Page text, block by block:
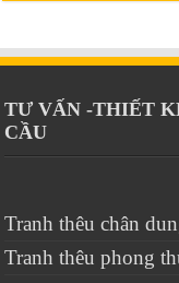
TƯ VẤN -THIẾT
CẦU
Tranh thêu chân
Tranh thêu phong